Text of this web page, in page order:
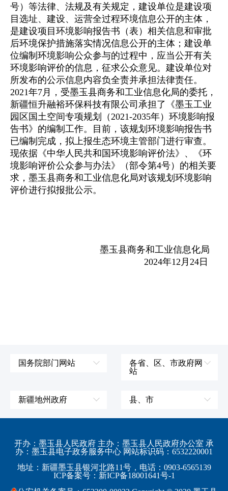
号）等法律、法规及有关规定，建设单位是建设项
目选址、建设、运营全过程环境信息公开的主体，
是建设项目环境影响报告书（表）相关信息和审批
后环境保护措施落实情况信息公开的主体；建设单
位编制环境影响公众参与的过程中，应当公开有关
环境影响评价的信息，征求公众意见。建设单位对
所发布的公示信息内容负全责并承担法律责任。
2021年7月，受墨玉县商务和工业信息化局的委托，
新疆恒升融裕环保科技有限公司承担了《墨玉工业
园区国土空间专项规划（2021-2035年）环境影响报
告书》的编制工作。目前，该规划环境影响报告书
已编制完成，拟上报生态环境主管部门进行审查。
现依据《中华人民共和国环境影响评价法》、《环
境影响评价公众参与办法》（部令第4号）的相关要
求，墨玉县商务和工业信息化局对该规划环境影响
评价进行拟报批公示。
墨玉县商务和工业信息化局
2024年12月24日
国务院部门网站
国防部
教育部
工业和信息化部
监察部
各省、区、市政府网
站
江苏省
浙江省
安徽省
新疆地州政府
伊犁哈萨克自治州
阿勒泰地区
博尔塔拉蒙古自治州
县、市
皮山县
策勒县
民丰县
开办：墨玉县人民政府 主办：墨玉县人民政府办公室 承
办：墨玉县电子政务服务中心 网站标识码：6532220001
地址：新疆墨玉县银河北路11号，电话：0903-6565139
ICP备案号：新ICP备18001641号-1